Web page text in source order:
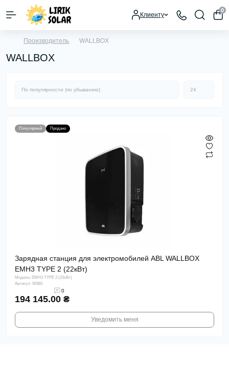
Клиенту
0
Производитель WALLBOX
WALLBOX
Популярный Продано
Зарядная станция для электромобилей ABL WALLBOX
EMH3 TYPE 2 (22кВт)
Модель: EMH3 TYPE 2 (22кВт)
Артикул: 00383
0
194 145.00 ₴
Уведомить меня